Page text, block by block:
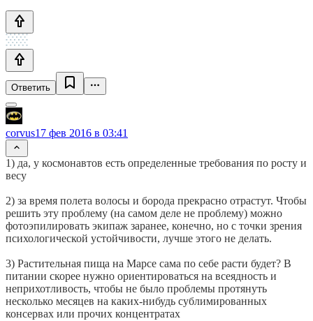
Ответить
corvus17 фев 2016 в 03:41
1) да, у космонавтов есть определенные требования по росту и
весу
2) за время полета волосы и борода прекрасно отрастут. Чтобы
решить эту проблему (на самом деле не проблему) можно
фотоэпилировать экипаж заранее, конечно, но с точки зрения
психологической устойчивости, лучше этого не делать.
3) Растительная пища на Марсе сама по себе расти будет? В
питании скорее нужно ориентироваться на всеядность и
неприхотливость, чтобы не было проблемы протянуть
несколько месяцев на каких-нибудь сублимированных
консервах или прочих концентратах